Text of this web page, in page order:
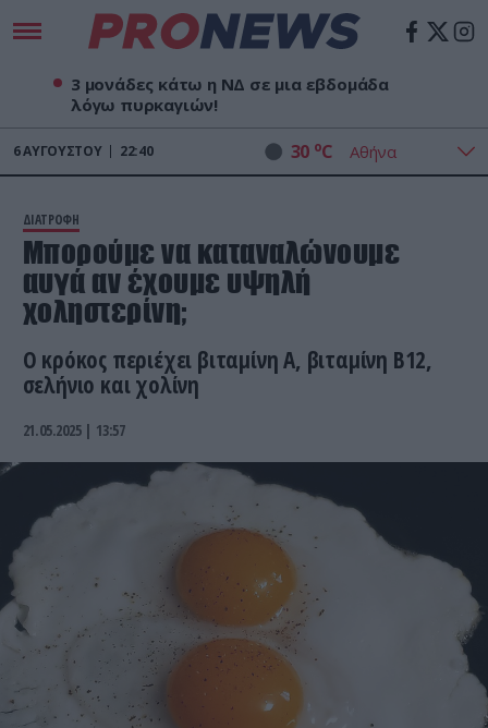
3 μονάδες κάτω η ΝΔ σε μια εβδομάδα
λόγω πυρκαγιών!
6ΑΥΓΟΎΣΤΟΥ 22:40 30 oC
ΔΙΑΤΡΟΦΗ
Μπορούμε να καταναλώνουμε
αυγά αν έχουμε υψηλή
χοληστερίνη;
Ο κρόκος περιέχει βιταμίνη Α, βιταμίνη Β12,
σελήνιο και χολίνη
21.05.2025 | 13:57